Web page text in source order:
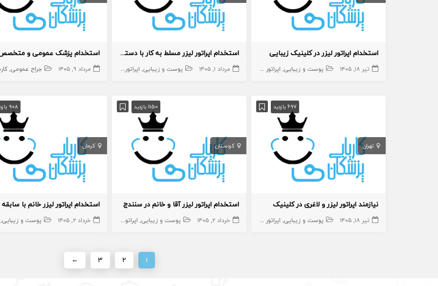
استخدام اپراتور لیزر در کلینیک زیبایی
تیر ۱۸, ۱۴۰۵ پوست و زیبایی اپراتور لیزر اپراتور لیزر منشی،اپراتور،دستیار
استخدام اپراتور لیزر مسلط به کار با دستگاه الکس کندلا
مرداد ۱, ۱۴۰۵ پوست و زیبایی اپراتور لیزر اپراتور لیزر منشی،اپراتور،دستیار
استخدام پزشک عمومی و
مرداد ۹, ۱۴۰۵ جراح عمومی
697 بازدید
تهران
نیازمند اپراتور لیزر و لاغری در کلینیک
تیر ۱۸, ۱۴۰۵ پوست و زیبایی اپراتور لاغری اپراتور لیزر اپراتور لیزر اپراتور لاغری منشی،اپراتور،دستیار
1150 بازدید
کردستان
استخدام اپراتور لیزر آقا و خانم در سنندج
خرداد ۲, ۱۴۰۵ پوست و زیبایی اپراتور لیزر اپراتور لیزر منشی،اپراتور،دستیار
908 بازدید
کرمان
خرداد ۲, ۱۴۰۵ پوست و زیبایی
۱ ۲ ۳ ←